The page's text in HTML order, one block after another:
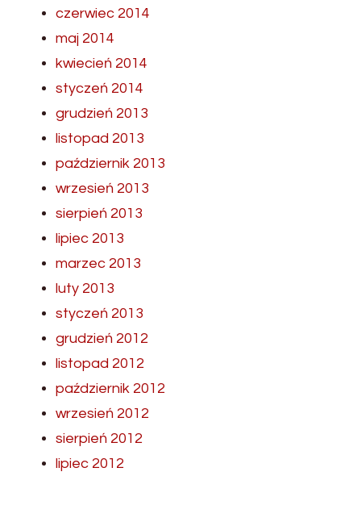
czerwiec 2014
maj 2014
kwiecień 2014
styczeń 2014
grudzień 2013
listopad 2013
październik 2013
wrzesień 2013
sierpień 2013
lipiec 2013
marzec 2013
luty 2013
styczeń 2013
grudzień 2012
listopad 2012
październik 2012
wrzesień 2012
sierpień 2012
lipiec 2012